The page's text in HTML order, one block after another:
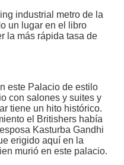
industrial metro de la
un lugar en el libro
la más rápida tasa de
este Palacio de estilo
con salones y suites y
tiene un hito histórico.
el Britishers había
Kasturba Gandhi
erigido aquí en la
murió en este palacio.